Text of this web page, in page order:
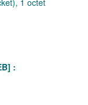
1 octet
: